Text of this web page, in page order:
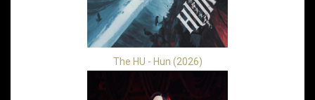
The HU - Hun (2026)